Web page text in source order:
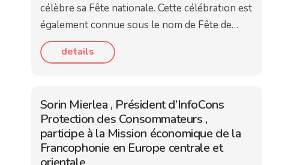
célèbre sa Fête nationale. Cette célébration est
également connue sous le nom de Fête de…
details
Sorin Mierlea , Président d’InfoCons
Protection des Consommateurs ,
participe à la Mission économique de la
Francophonie en Europe centrale et